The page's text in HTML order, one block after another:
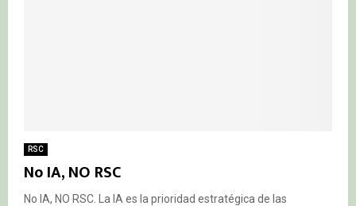
RSC
No IA, NO RSC
No IA, NO RSC. La IA es la prioridad estratégica de las